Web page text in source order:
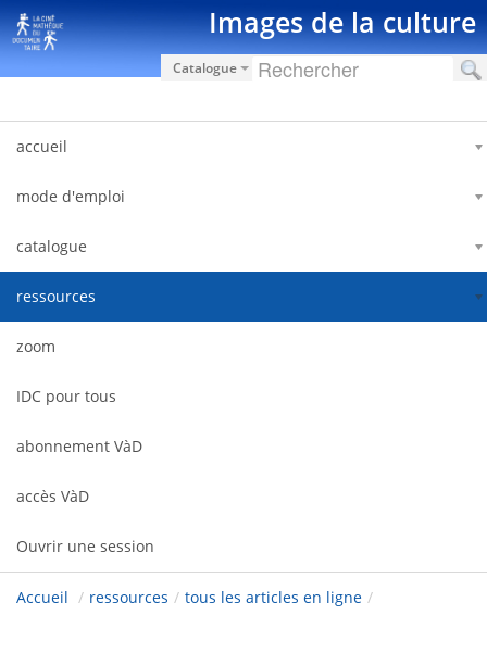
Saut au contenu Images de la culture
Catalogue
accueil
mode d'emploi
catalogue
ressources
zoom
IDC pour tous
abonnement VàD
accès VàD
Ouvrir une session
Accueil / ressources / tous les articles en ligne /